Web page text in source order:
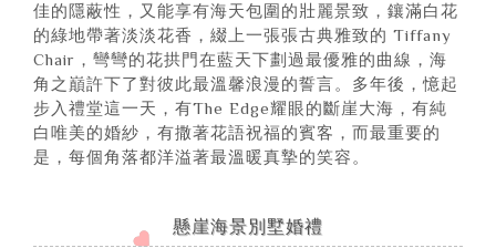
佳的隱蔽性，又能享有海天包圍的壯麗景致，鑲滿白花
的綠地帶著淡淡花香，綴上一張張古典雅致的 Tiffany
Chair，彎彎的花拱門在藍天下劃過最優雅的曲線，海
角之巔許下了對彼此最溫馨浪漫的誓言。多年後，憶起
步入禮堂這一天，有The Edge耀眼的斷崖大海，有純
白唯美的婚紗，有撒著花語祝福的賓客，而最重要的
是，每個角落都洋溢著最溫暖真摯的笑容。
懸崖海景別墅婚禮